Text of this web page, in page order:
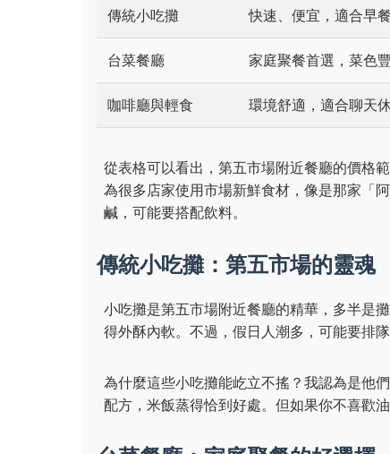
傳統小吃攤 快速、便宜，適合早
台菜餐廳 家庭聚餐首選，菜色
咖啡廳與輕食 環境舒適，適合聊天
從表格可以看出，第五市場附近餐廳的價格
為很多店家使用市場新鮮食材，像是那家「
鹹，可能要搭配飲料。
傳統小吃攤：第五市場的靈魂
小吃攤是第五市場附近餐廳的精華，多半是
得外酥內軟。不過，假日人潮多，可能要排隊
為什麼這些小吃攤能屹立不搖？我認為是他
配方，米飯蒸得恰到好處。但如果你不喜歡